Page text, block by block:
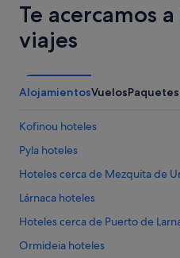
Te acercamos
viajes
AlojamientosVuelosPaquetes
Kofinou hoteles
Pyla hoteles
Hoteles cerca de Mezquita de
Lárnaca hoteles
Hoteles cerca de Puerto de
Ormideia hoteles